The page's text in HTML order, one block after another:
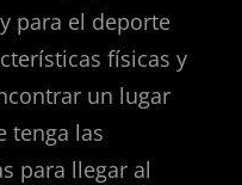
para el deporte
físicas y
un lugar
tenga las
para llegar al